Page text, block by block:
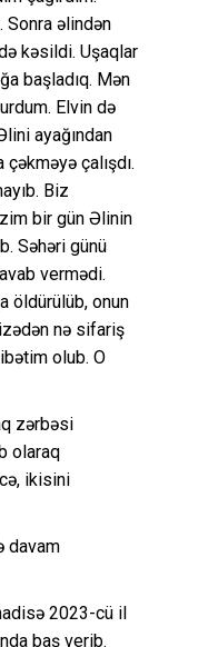
Sonra əlindən
kəsildi. Uşaqlar
başladıq. Mən
Elvin də
ayağından
çalışdı.
Biz
bir gün Əlinin
Səhəri günü
vermədi.
öldürülüb, onun
nə sifariş
olub. O
zərbəsi
olaraq
ikisini
davam
2023-cü il
baş verib.